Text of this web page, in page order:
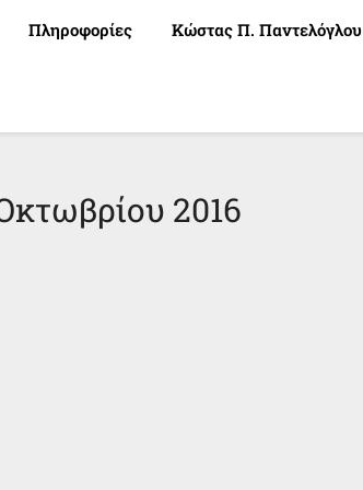
Πληροφορίες Κώστας Π. Παντελόγλου
2016